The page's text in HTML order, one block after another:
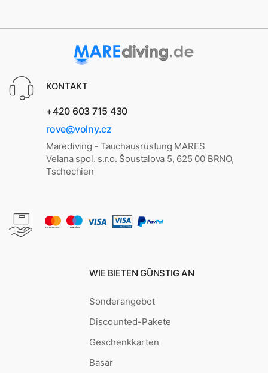
KONTAKT
+420 603 715 430
rove@volny.cz
Marediving - Tauchausrüstung MARES
Velana spol. s.r.o. Šoustalova 5, 625 00 BRNO,
Tschechien
WIE BIETEN GÜNSTIG AN
Sonderangebot
Discounted-Pakete
Geschenkkarten
Basar